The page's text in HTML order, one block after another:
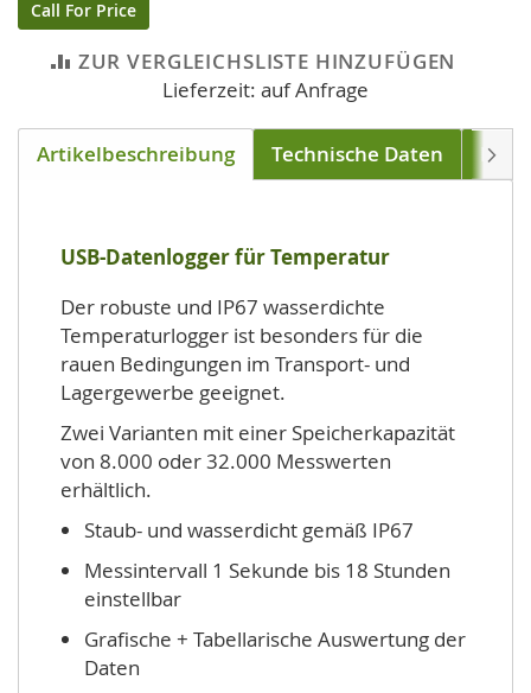
Call For Price
ZUR VERGLEICHSLISTE HINZUFÜGEN
Lieferzeit: auf Anfrage
Artikelbeschreibung Technische Daten
USB-Datenlogger für Temperatur
Der robuste und IP67 wasserdichte
Temperaturlogger ist besonders für die
rauen Bedingungen im Transport- und
Lagergewerbe geeignet.
Zwei Varianten mit einer Speicherkapazität
von 8.000 oder 32.000 Messwerten
erhältlich.
Staub- und wasserdicht gemäß IP67
Messintervall 1 Sekunde bis 18 Stunden
einstellbar
Grafische + Tabellarische Auswertung der
Daten